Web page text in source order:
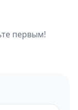
первым!